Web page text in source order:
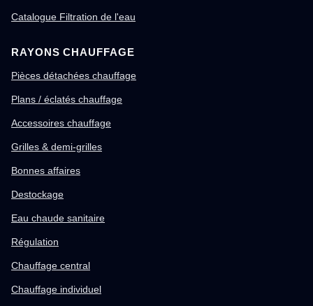
Catalogue Filtration de l'eau
RAYONS CHAUFFAGE
Pièces détachées chauffage
Plans / éclatés chauffage
Accessoires chauffage
Grilles & demi-grilles
Bonnes affaires
Destockage
Eau chaude sanitaire
Régulation
Chauffage central
Chauffage individuel